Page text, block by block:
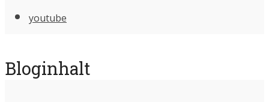
youtube
Bloginhalt